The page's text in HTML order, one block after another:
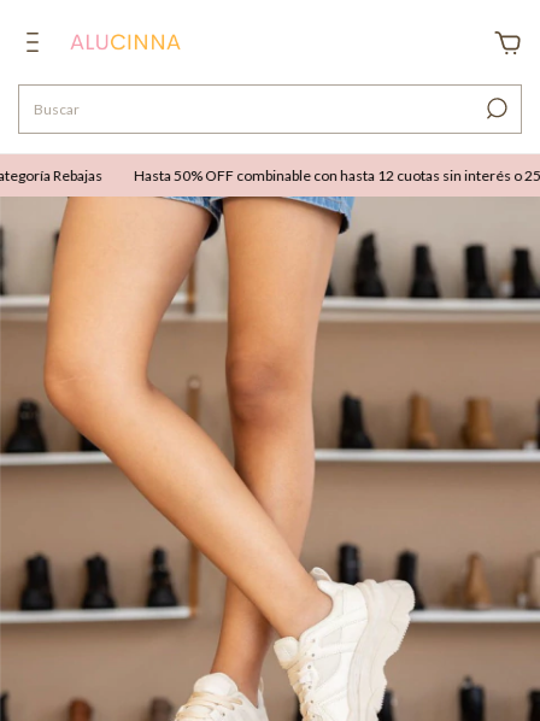
Rebajas Hasta 50% OFF combinable con hasta 12 cuotas sin interés o